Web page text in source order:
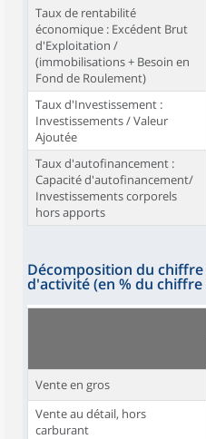
Taux de rentabilité
économique : Excédent Brut
d'Exploitation /
(immobilisations + Besoin en
Fond de Roulement)
Taux d'Investissement :
Investissements / Valeur
Ajoutée
Taux d'autofinancement :
Capacité d'autofinancement/
Investissements corporels
hors apports
Décomposition du
d'activité (en % du
Vente en gros
Vente au détail, hors
carburant